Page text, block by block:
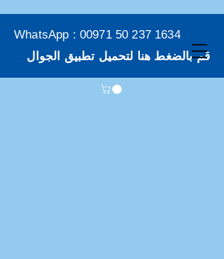
WhatsApp : 00971 50 237 1634
قم بالضغط هنا لتحميل تطبيق الجوال